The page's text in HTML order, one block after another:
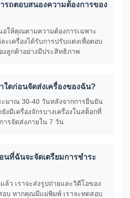
รถตอบสนองความต้องการของ
อให้คุณตามความต้องการเฉพาะ
ะเครื่องได้รับการปรับแต่งเพื่อตอบ
งลูกค้าอย่างมีประสิทธิภาพ
ใดก่อนจัดส่งเครื่องของฉัน?
ะมาณ 30-40 วันหลังจากการยืนยัน
งมีเครื่องจักรบางเครื่องในสต็อกที่
ารจัดส่งภายใน 7 วัน
นที่ฉันจะจัดเตรียมการชำระ
ล้ว เราจะส่งรูปถ่ายและวิดีโอของ
อบ หากคุณมีแม่พิมพ์ เราจะทดสอบ